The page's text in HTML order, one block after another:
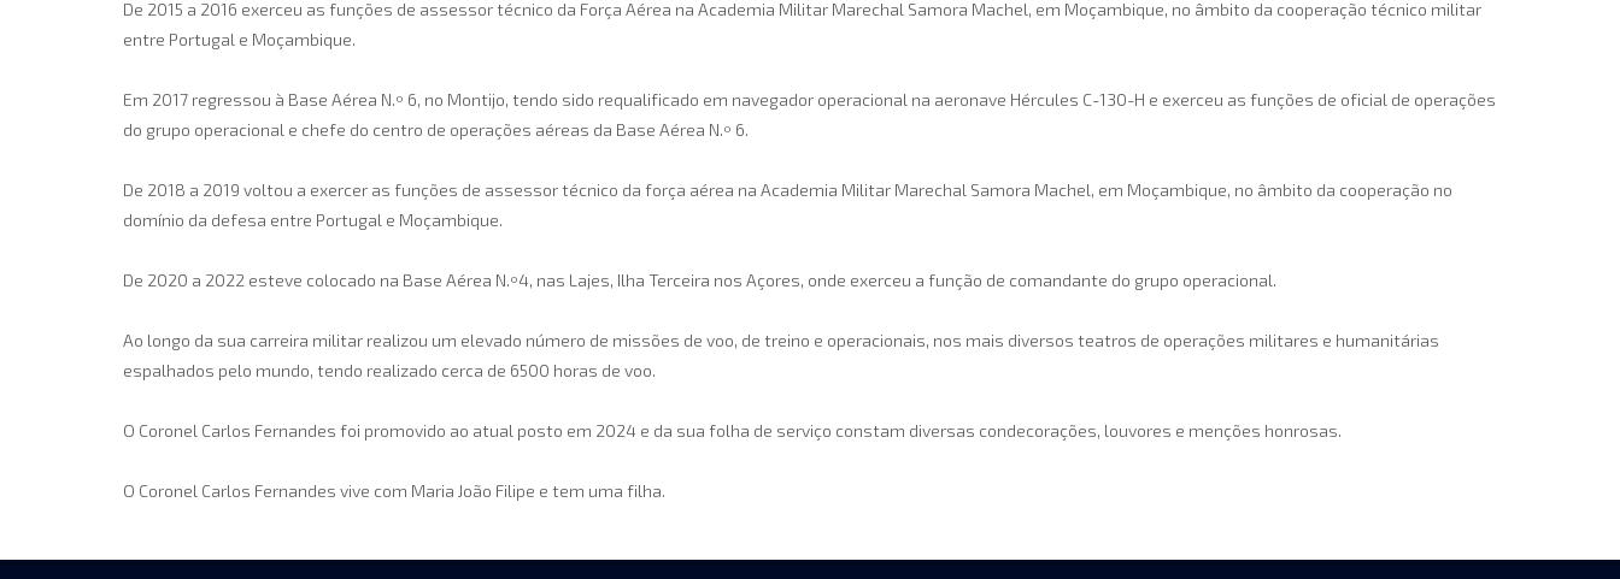
De 2015 a 2016 exerceu as funções de assessor técnico da Força Aérea na Academia Militar Marechal Samora Machel, em Moçambique, no âmbito da cooperação técnico militar
entre Portugal e Moçambique.
Em 2017 regressou à Base Aérea N.º 6, no Montijo, tendo sido requalificado em navegador operacional na aeronave Hércules C-130-H e exerceu as funções de oficial de operações
do grupo operacional e chefe do centro de operações aéreas da Base Aérea N.º 6.
De 2018 a 2019 voltou a exercer as funções de assessor técnico da força aérea na Academia Militar Marechal Samora Machel, em Moçambique, no âmbito da cooperação no
domínio da defesa entre Portugal e Moçambique.
De 2020 a 2022 esteve colocado na Base Aérea N.º4, nas Lajes, Ilha Terceira nos Açores, onde exerceu a função de comandante do grupo operacional.
Ao longo da sua carreira militar realizou um elevado número de missões de voo, de treino e operacionais, nos mais diversos teatros de operações militares e humanitárias
espalhados pelo mundo, tendo realizado cerca de 6500 horas de voo.
O Coronel Carlos Fernandes foi promovido ao atual posto em 2024 e da sua folha de serviço constam diversas condecorações, louvores e menções honrosas.
O Coronel Carlos Fernandes vive com Maria João Filipe e tem uma filha.